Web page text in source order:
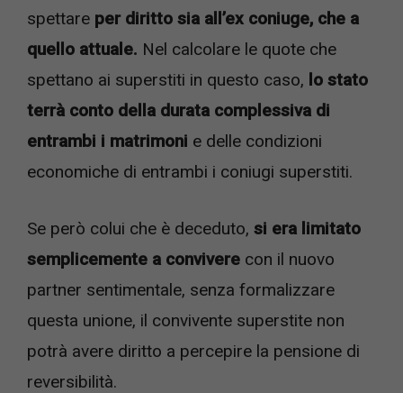
spettare per diritto sia all’ex coniuge, che a
quello attuale. Nel calcolare le quote che
spettano ai superstiti in questo caso, lo stato
terrà conto della durata complessiva di
entrambi i matrimoni e delle condizioni
economiche di entrambi i coniugi superstiti.
Se però colui che è deceduto, si era limitato
semplicemente a convivere con il nuovo
partner sentimentale, senza formalizzare
questa unione, il convivente superstite non
potrà avere diritto a percepire la pensione di
reversibilità.